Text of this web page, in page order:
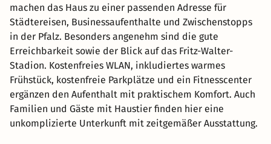
machen das Haus zu einer passenden Adresse für
Städtereisen, Businessaufenthalte und Zwischenstopps
in der Pfalz. Besonders angenehm sind die gute
Erreichbarkeit sowie der Blick auf das Fritz-Walter-
Stadion. Kostenfreies WLAN, inkludiertes warmes
Frühstück, kostenfreie Parkplätze und ein Fitnesscenter
ergänzen den Aufenthalt mit praktischem Komfort. Auch
Familien und Gäste mit Haustier finden hier eine
unkomplizierte Unterkunft mit zeitgemäßer Ausstattung.